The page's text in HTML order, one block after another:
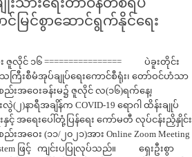
မြင်စွာဆောင်ရွက်နိုင်ရေး
ဇူလိုင် ၁၆ ================ ပဲခူးတိုင်း
ကြီးစီမံအုပ်ချုပ်ရေးကောင်စီရုံး၊ တော်ဝင်ဟံသာ
းအဝေးခန်းမ၌ ဇူလိုင် လ(၁၆)ရက်နေ့၊
လွဲ(၂)နာရီအချိန်က COVID-19 ရောဂါ ထိန်းချုပ်
နှင့် အရေးပေါ်တုံ့ပြန်ရေး ကော်မတီ လုပ်ငန်းညှိနှိုင်း
းအဝေး (၁၁/၂၀၂၁)အား Online Zoom Meeting
ဖြင့် ကျင်းပပြုလုပ်သည်။ ရှေးဦးစွာ